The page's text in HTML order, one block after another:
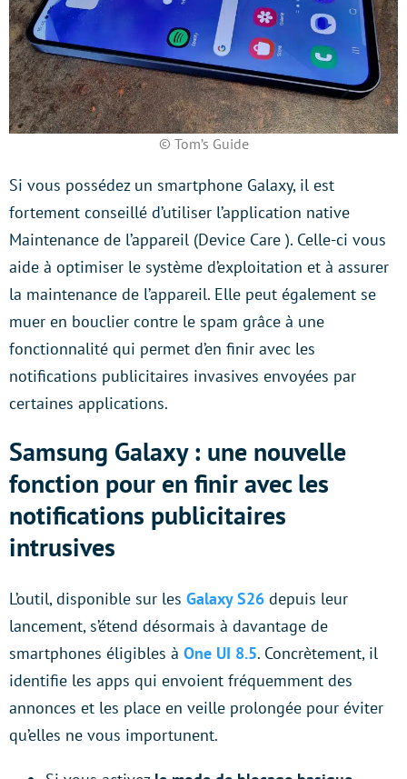
© Tom’s Guide
Si vous possédez un smartphone Galaxy, il est
fortement conseillé d’utiliser l’application native
Maintenance de l’appareil (Device Care ). Celle-ci vous
aide à optimiser le système d’exploitation et à assurer
la maintenance de l’appareil. Elle peut également se
muer en bouclier contre le spam grâce à une
fonctionnalité qui permet d’en finir avec les
notifications publicitaires invasives envoyées par
certaines applications.
Samsung Galaxy : une nouvelle
fonction pour en finir avec les
notifications publicitaires
intrusives
L’outil, disponible sur les Galaxy S26 depuis leur
lancement, s’étend désormais à davantage de
smartphones éligibles à One UI 8.5. Concrètement, il
identifie les apps qui envoient fréquemment des
annonces et les place en veille prolongée pour éviter
qu’elles ne vous importunent.